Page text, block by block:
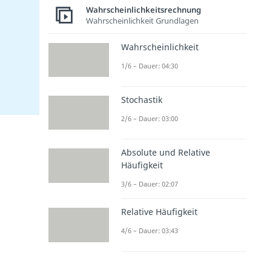
Wahrscheinlichkeitsrechnung
Wahrscheinlichkeit Grundlagen
Wahrscheinlichkeit
1/6 – Dauer: 04:30
Stochastik
2/6 – Dauer: 03:00
Absolute und Relative
Häufigkeit
3/6 – Dauer: 02:07
Relative Häufigkeit
4/6 – Dauer: 03:43